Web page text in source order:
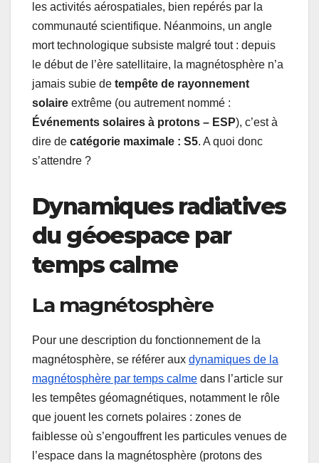
les activités aérospatiales, bien repérés par la
communauté scientifique. Néanmoins, un angle
mort technologique subsiste malgré tout : depuis
le début de l’ère satellitaire, la magnétosphère n’a
jamais subie de tempête de rayonnement
solaire extrême (ou autrement nommé :
Événements solaires à protons – ESP), c’est à
dire de catégorie maximale : S5. A quoi donc
s’attendre ?
Dynamiques radiatives
du géoespace par
temps calme
La magnétosphère
Pour une description du fonctionnement de la
magnétosphère, se référer aux dynamiques de la
magnétosphère par temps calme dans l’article sur
les tempêtes géomagnétiques, notamment le rôle
que jouent les cornets polaires : zones de
faiblesse où s’engouffrent les particules venues de
l’espace dans la magnétosphère (protons des